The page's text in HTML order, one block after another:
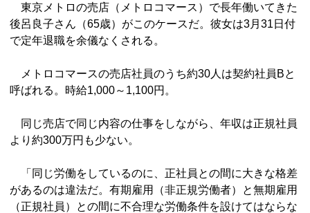
東京メトロの売店（メトロコマース）で長年働いてきた
後呂良子さん（65歳）がこのケースだ。彼女は3月31日付
で定年退職を余儀なくされる。
メトロコマースの売店社員のうち約30人は契約社員Bと
呼ばれる。時給1,000～1,100円。
同じ売店で同じ内容の仕事をしながら、年収は正規社員
より約300万円も少ない。
「同じ労働をしているのに、正社員との間に大きな格差
があるのは違法だ。有期雇用（非正規労働者）と無期雇用
（正規社員）との間に不合理な労働条件を設けてはならな